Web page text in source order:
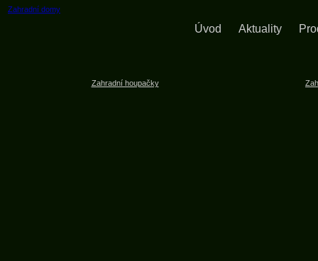
Zahradní domy
Úvod Aktuality
Zahradní houpačky